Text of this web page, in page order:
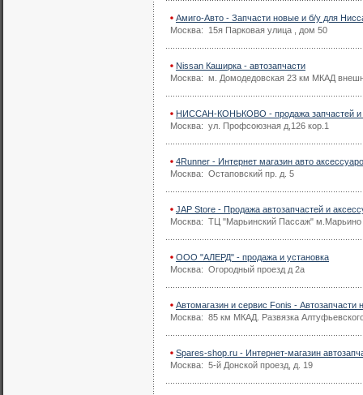
Амиго-Авто - Запчасти новые и б/у для
Москва: 15я Парковая улица , дом 50
Nissan Каширка - автозапчасти
Москва: м. Домодедовская 23 км МКАД
НИССАН-КОНЬКОВО - продажа запчастей и
Москва: ул. Профсоюзная д,126 кор.1
4Runner - Интернет магазин авто
Москва: Остаповский пр. д. 5
JAP Store - Продажа автозапчастей и
Москва: ТЦ "Марьинский Пассаж" м.Марьино
ООО "АЛЕРД" - продажа и установка
Москва: Огородный проезд д 2а
Автомагазин и сервис Fonis - Автозапчасти
Москва: 85 км МКАД. Развязка
Spares-shop.ru - Интернет-магазин
Москва: 5-й Донской проезд, д. 19